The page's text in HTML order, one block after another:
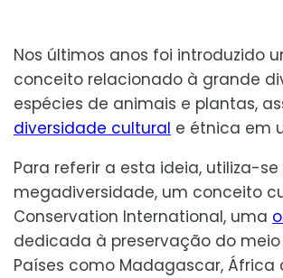
Nos últimos anos foi introduzido
conceito relacionado à grande
espécies de animais e plantas,
diversidade cultural e étnica em
Para referir a esta ideia, utiliza-
megadiversidade, um conceito
Conservation International, uma
dedicada à preservação do meio
Países como Madagascar, África